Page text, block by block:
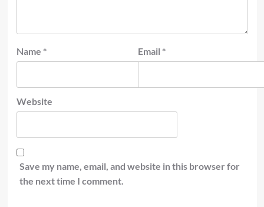
Name * Email *
Website
Save my name, email, and website in this browser for
the next time I comment.